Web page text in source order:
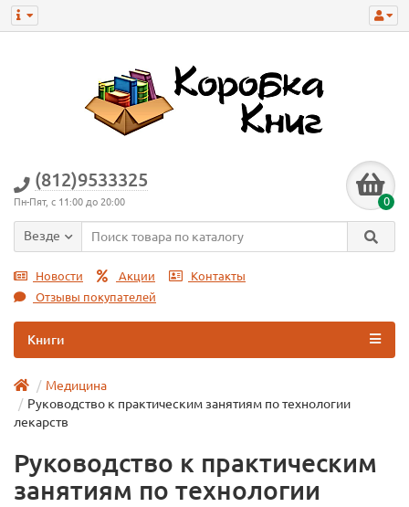
(812)9533325
Пн-Пят, с 11:00 до 20:00 0
Везде
Новости Акции
Контакты
Отзывы покупателей
Книги
Медицина
Руководство к практическим занятиям по технологии
лекарств
Руководство к практическим
занятиям по технологии